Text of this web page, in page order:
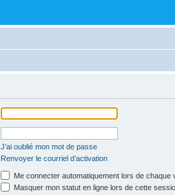
J’ai oublié mon mot de passe
Renvoyer le courriel d’activation
Me connecter automatiquement lors de chaque
Masquer mon statut en ligne lors de cette